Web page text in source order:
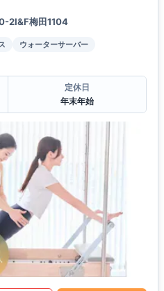
2I&F梅田1104
ウォーターサーバー
定休日
年末年始